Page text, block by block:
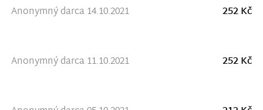
Anonymný darca 14.10.2021 252 Kč
Anonymný darca 11.10.2021 252 Kč